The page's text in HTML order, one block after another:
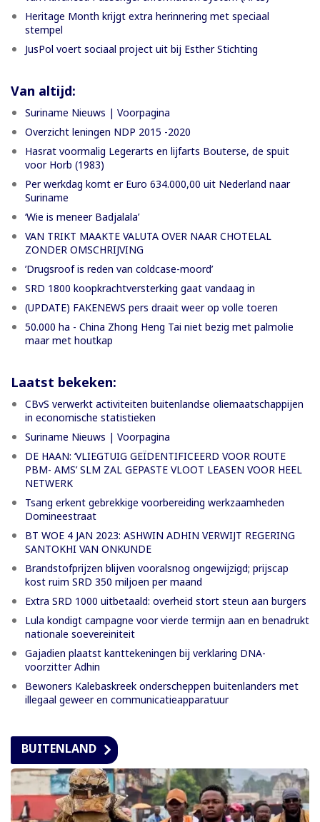
Heritage Month krijgt extra herinnering met speciaal
stempel
JusPol voert sociaal project uit bij Esther Stichting
Van altijd:
Suriname Nieuws | Voorpagina
Overzicht leningen NDP 2015 -2020
Hasrat voormalig Legerarts en lijfarts Bouterse, de spuit
voor Horb (1983)
Per werkdag komt er Euro 634.000,00 uit Nederland naar
Suriname
‘Wie is meneer Badjalala’
VAN TRIKT MAAKTE VALUTA OVER NAAR CHOTELAL
ZONDER OMSCHRIJVING
’Drugsroof is reden van coldcase-moord’
SRD 1800 koopkrachtversterking gaat vandaag in
(UPDATE) FAKENEWS pers draait weer op volle toeren
50.000 ha - China Zhong Heng Tai niet bezig met palmolie
maar met houtkap
Laatst bekeken:
CBvS verwerkt activiteiten buitenlandse oliemaatschappijen
in economische statistieken
Suriname Nieuws | Voorpagina
DE HAAN: ‘VLIEGTUIG GEÏDENTIFICEERD VOOR ROUTE
PBM- AMS’ SLM ZAL GEPASTE VLOOT LEASEN VOOR HEEL
NETWERK
Tsang erkent gebrekkige voorbereiding werkzaamheden
Domineestraat
BT WOE 4 JAN 2023: ASHWIN ADHIN VERWIJT REGERING
SANTOKHI VAN ONKUNDE
Brandstofprijzen blijven vooralsnog ongewijzigd; prijscap
kost ruim SRD 350 miljoen per maand
Extra SRD 1000 uitbetaald: overheid stort steun aan burgers
Lula kondigt campagne voor vierde termijn aan en benadrukt
nationale soevereiniteit
Gajadien plaatst kanttekeningen bij verklaring DNA-
voorzitter Adhin
Bewoners Kalebaskreek onderscheppen buitenlanders met
illegaal geweer en communicatieapparatuur
BUITENLAND